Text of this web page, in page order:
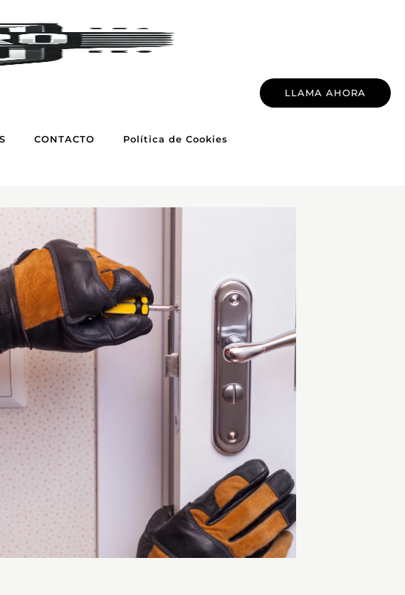
CONTACTO Política de Cookies
LLAMA AHORA